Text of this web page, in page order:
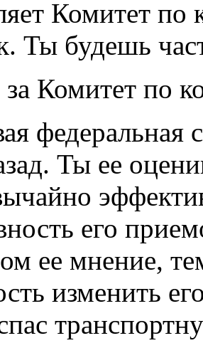
Комитет
Ты будешь
Комитет по
федеральная
Ты ее
его
ее мнение,
изменить